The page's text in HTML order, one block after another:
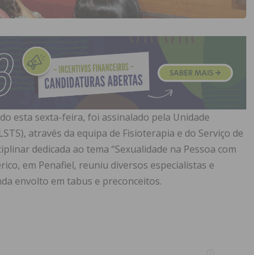
esta sexta-feira, foi assinalado pela Unidade
através da equipa de Fisioterapia e do Serviço de
dedicada ao tema “Sexualidade na Pessoa com
em Penafiel, reuniu diversos especialistas e
envolto em tabus e preconceitos.